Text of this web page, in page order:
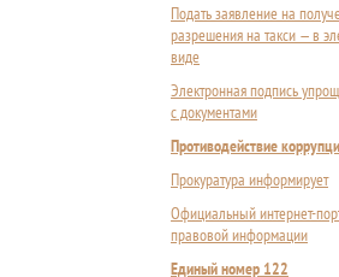
Подать заявление на
разрешения на такси — в
виде
Электронная подпись
с документами
Противодействие
Прокуратура информирует
Официальный интернет-
правовой информации
Единый номер 122